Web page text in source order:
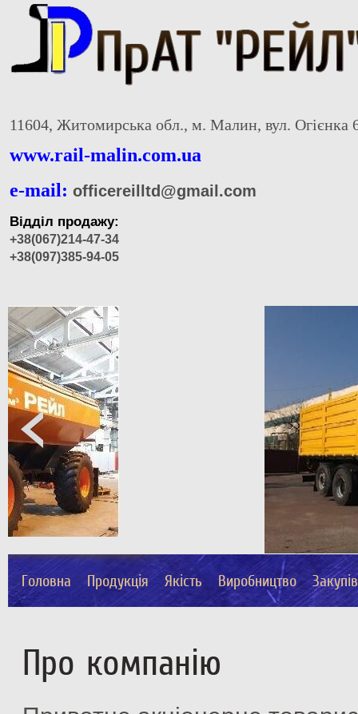
11604, Житомирська обл., м. Малин, вул. Огієнка
www.rail-malin.com.ua
e-mail: officereilltd@gmail.com
Відділ продажу:
+38(067)214-47-34
+38(097)385-94-05
Головна Продукція Якість Виробництво
Про компанію